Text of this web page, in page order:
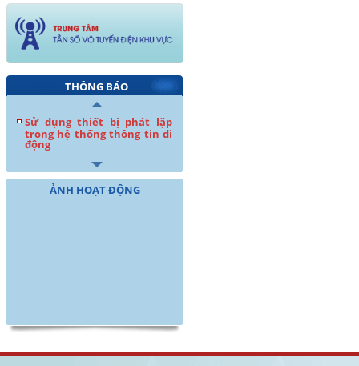
THÔNG BÁO
Sử dụng thiết bị phát lặp
trong hệ thống thông tin di
động
ẢNH HOẠT ĐỘNG